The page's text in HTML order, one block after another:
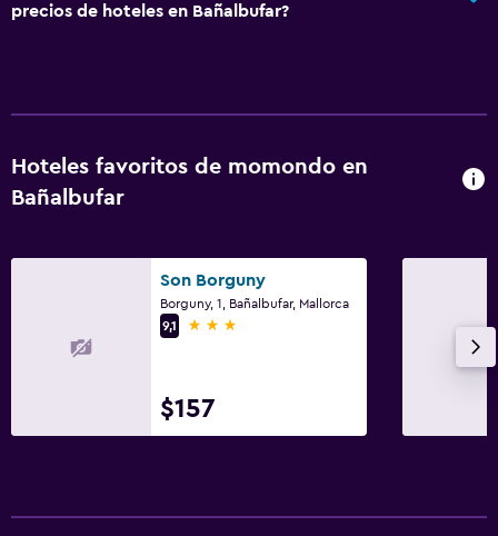
precios de hoteles en Bañalbufar?
Hoteles favoritos de momondo en
Bañalbufar
Son Borguny
Borguny, 1, Bañalbufar, Mallorca
9,1
3 estrellas
$157